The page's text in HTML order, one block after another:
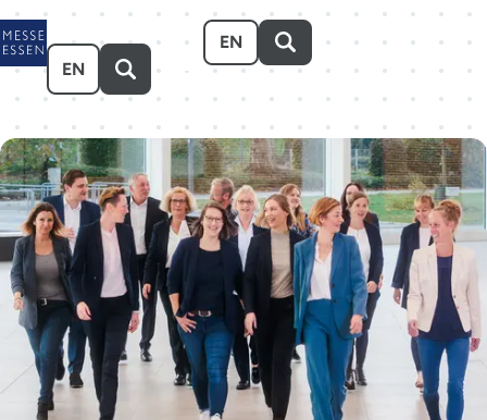
Zum Hauptinhalt springen
EN
Veranstalten Besuchen
Ausstellen
Über uns Karriere Event-Kalender
EN